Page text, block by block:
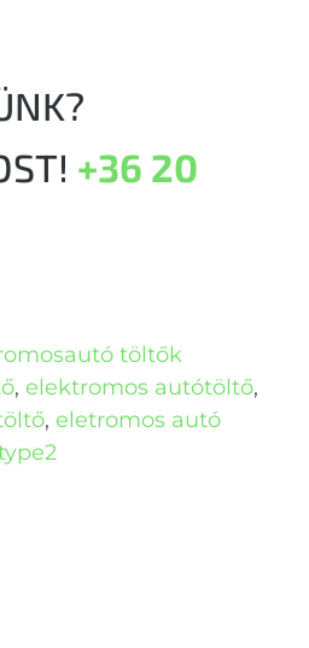
+36 20
töltők
, elektromos autótöltő,
, eletromos autó